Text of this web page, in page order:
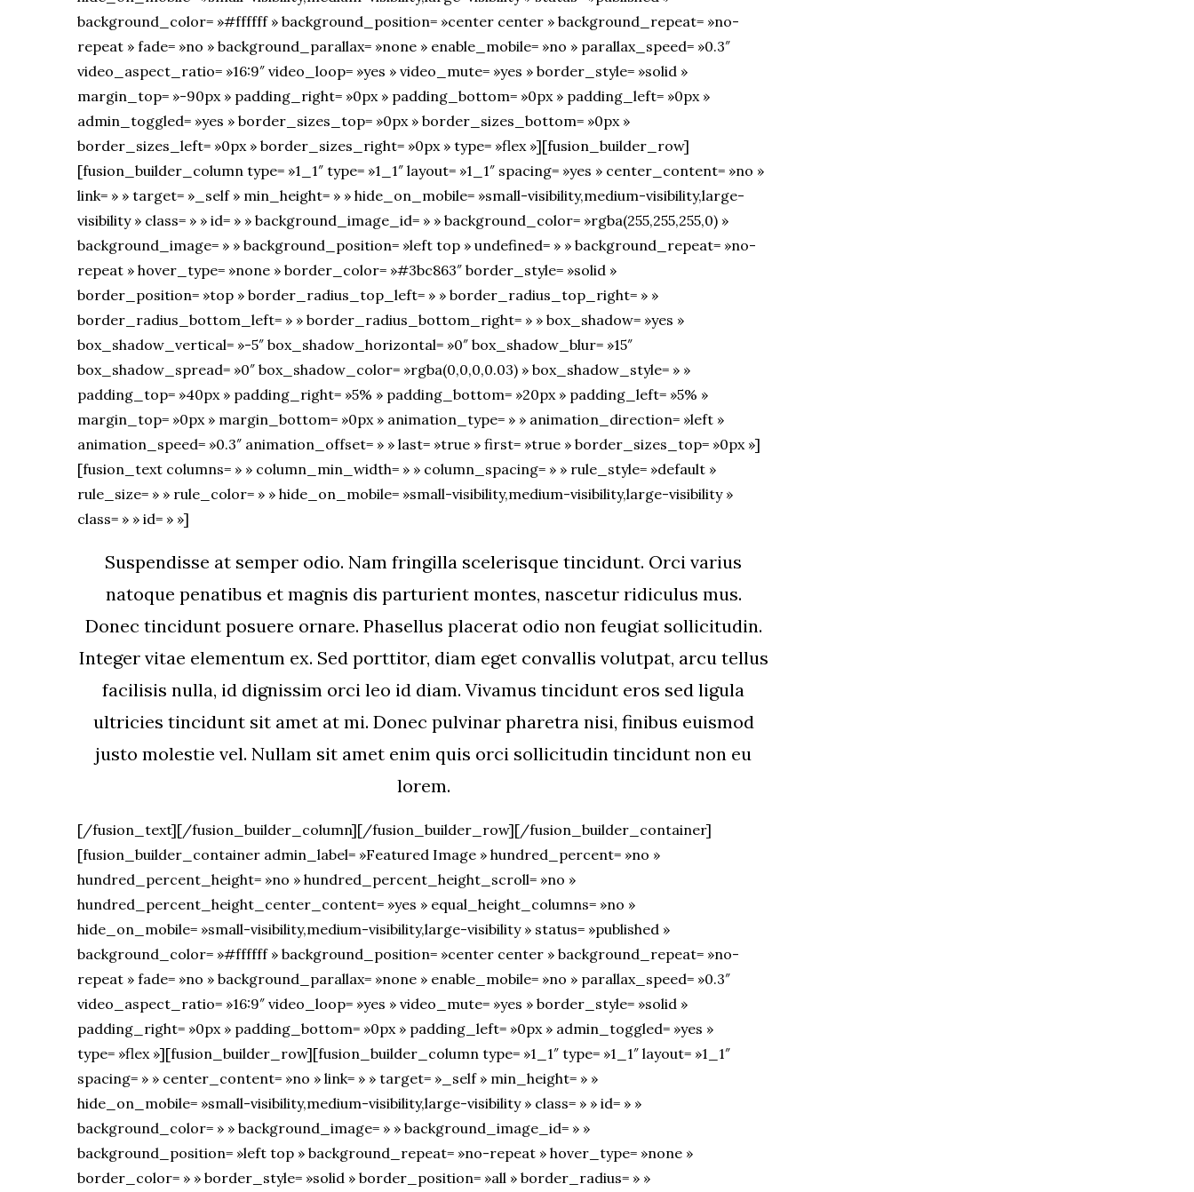
background_color= »#ffffff » background_position= »center center » background_repeat= »no-
repeat » fade= »no » background_parallax= »none » enable_mobile= »no » parallax_speed= »0.3″
video_aspect_ratio= »16:9″ video_loop= »yes » video_mute= »yes » border_style= »solid »
margin_top= »-90px » padding_right= »0px » padding_bottom= »0px » padding_left= »0px »
admin_toggled= »yes » border_sizes_top= »0px » border_sizes_bottom= »0px »
border_sizes_left= »0px » border_sizes_right= »0px » type= »flex »][fusion_builder_row]
[fusion_builder_column type= »1_1″ type= »1_1″ layout= »1_1″ spacing= »yes » center_content= »no »
link= » » target= »_self » min_height= » » hide_on_mobile= »small-visibility,medium-visibility,large-
visibility » class= » » id= » » background_image_id= » » background_color= »rgba(255,255,255,0) »
background_image= » » background_position= »left top » undefined= » » background_repeat= »no-
repeat » hover_type= »none » border_color= »#3bc863″ border_style= »solid »
border_position= »top » border_radius_top_left= » » border_radius_top_right= » »
border_radius_bottom_left= » » border_radius_bottom_right= » » box_shadow= »yes »
box_shadow_vertical= »-5″ box_shadow_horizontal= »0″ box_shadow_blur= »15″
box_shadow_spread= »0″ box_shadow_color= »rgba(0,0,0,0.03) » box_shadow_style= » »
padding_top= »40px » padding_right= »5% » padding_bottom= »20px » padding_left= »5% »
margin_top= »0px » margin_bottom= »0px » animation_type= » » animation_direction= »left »
animation_speed= »0.3″ animation_offset= » » last= »true » first= »true » border_sizes_top= »0px »]
[fusion_text columns= » » column_min_width= » » column_spacing= » » rule_style= »default »
rule_size= » » rule_color= » » hide_on_mobile= »small-visibility,medium-visibility,large-visibility »
class= » » id= » »]
Suspendisse at semper odio. Nam fringilla scelerisque tincidunt. Orci varius
natoque penatibus et magnis dis parturient montes, nascetur ridiculus mus.
Donec tincidunt posuere ornare. Phasellus placerat odio non feugiat sollicitudin.
Integer vitae elementum ex. Sed porttitor, diam eget convallis volutpat, arcu tellus
facilisis nulla, id dignissim orci leo id diam. Vivamus tincidunt eros sed ligula
ultricies tincidunt sit amet at mi. Donec pulvinar pharetra nisi, finibus euismod
justo molestie vel. Nullam sit amet enim quis orci sollicitudin tincidunt non eu
lorem.
[/fusion_text][/fusion_builder_column][/fusion_builder_row][/fusion_builder_container]
[fusion_builder_container admin_label= »Featured Image » hundred_percent= »no »
hundred_percent_height= »no » hundred_percent_height_scroll= »no »
hundred_percent_height_center_content= »yes » equal_height_columns= »no »
hide_on_mobile= »small-visibility,medium-visibility,large-visibility » status= »published »
background_color= »#ffffff » background_position= »center center » background_repeat= »no-
repeat » fade= »no » background_parallax= »none » enable_mobile= »no » parallax_speed= »0.3″
video_aspect_ratio= »16:9″ video_loop= »yes » video_mute= »yes » border_style= »solid »
padding_right= »0px » padding_bottom= »0px » padding_left= »0px » admin_toggled= »yes »
type= »flex »][fusion_builder_row][fusion_builder_column type= »1_1″ type= »1_1″ layout= »1_1″
spacing= » » center_content= »no » link= » » target= »_self » min_height= » »
hide_on_mobile= »small-visibility,medium-visibility,large-visibility » class= » » id= » »
background_color= » » background_image= » » background_image_id= » »
background_position= »left top » background_repeat= »no-repeat » hover_type= »none »
border_color= » » border_style= »solid » border_position= »all » border_radius= » »